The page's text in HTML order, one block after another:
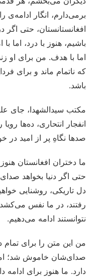
برمی‌دارم، انگار ادامه‌ی
افغانستانستان، حتی
باشیم، هنوز با درد، اما
اما با هدف. من برای او
که ناتمام ماند و برای
باشد.
مکتب سیدالشهدا، جای
انفجار انتحاری، ده‌ها
صدها نگاهِ پر از امید در
ما دختران افغانستان هنوز
حتی اگر دنیا بخواهد
دل تاریکی، روشنایی
رفتند، در ما نفس
نتوانستند ادامه می‌دهیم.
من این متن را برای
صدای‌شان خاموش شد؛
دارد. ما هنوز برای ادامه